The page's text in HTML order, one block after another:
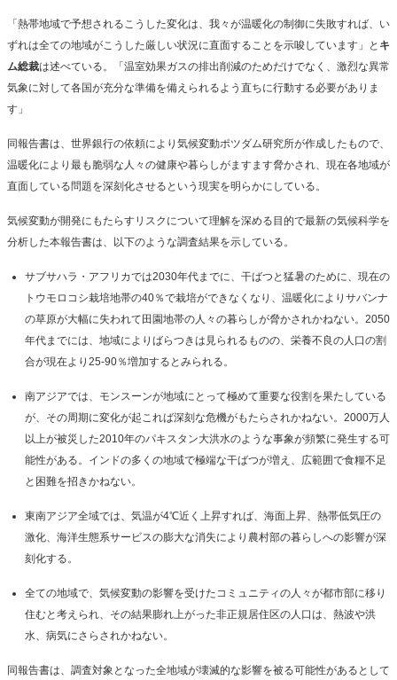
「熱帯地域で予想されるこうした変化は、我々が温暖化の制御に失敗すれば、い
ずれは全ての地域がこうした厳しい状況に直面することを示唆しています」と キ
ム総裁は述べている。「温室効果ガスの排出削減のためだけでなく、激烈な異常
気象に対して各国が充分な準備を備えられるよう直ちに行動する必要がありま
す」
同報告書は、世界銀行の依頼により気候変動ポツダム研究所が作成したもので、
温暖化により最も脆弱な人々の健康や暮らしがますます脅かされ、現在各地域が
直面している問題を深刻化させるという現実を明らかにしている。
気候変動が開発にもたらすリスクについて理解を深める目的で最新の気候科学を
分析した本報告書は、以下のような調査結果を示している。
サブサハラ・アフリカでは2030年代までに、干ばつと猛暑のために、現在の
トウモロコシ栽培地帯の40％で栽培ができなくなり、温暖化によりサバンナ
の草原が大幅に失われて田園地帯の人々の暮らしが脅かされかねない。2050
年代までには、地域によりばらつきは見られるものの、栄養不良の人口の割
合が現在より25-90％増加するとみられる。
南アジアでは、モンスーンが地域にとって極めて重要な役割を果たしている
が、その周期に変化が起これば深刻な危機がもたらされかねない。2000万人
以上が被災した2010年のパキスタン大洪水のような事象が頻繁に発生する可
能性がある。インドの多くの地域で極端な干ばつが増え、広範囲で食糧不足
と困難を招きかねない。
東南アジア全域では、気温が4℃近く上昇すれば、海面上昇、熱帯低気圧の
激化、海洋生態系サービスの膨大な消失により農村部の暮らしへの影響が深
刻化する。
全ての地域で、気候変動の影響を受けたコミュニティの人々が都市部に移り
住むと考えられ、その結果膨れ上がった非正規居住区の人口は、熱波や洪
水、病気にさらされかねない。
同報告書は、調査対象となった全地域が壊滅的な影響を被る可能性があるとして